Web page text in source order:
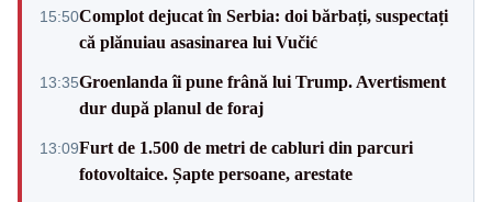
15:50Complot dejucat în Serbia: doi bărbați, suspectați
că plănuiau asasinarea lui Vučić
13:35Groenlanda îi pune frână lui Trump. Avertisment
dur după planul de foraj
13:09Furt de 1.500 de metri de cabluri din parcuri
fotovoltaice. Șapte persoane, arestate